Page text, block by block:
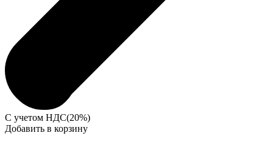
С учетом НДС(20%)
Добавить в корзину